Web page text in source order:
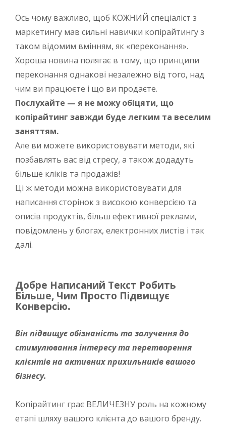
Ось чому важливо, щоб КОЖНИЙ спеціаліст з
маркетингу мав сильні навички копірайтингу з
таком відомим вмінням, як «переконання».
Хороша новина полягає в тому, що принципи
переконання однакові незалежно від того, над
чим ви працюєте і що ви продаєте.
Послухайте — я не можу обіцяти, що
копірайтинг завжди буде легким та веселим
заняттям.
Але ви можете використовувати методи, які
позбавлять вас від стресу, а також додадуть
більше кліків та продажів!
Ці ж методи можна використовувати для
написання сторінок з високою конверсією та
описів продуктів, більш ефективної реклами,
повідомлень у блогах, електронних листів і так
далі.
Добре Написаний Текст Робить
Більше, Чим Просто Підвищує
Конверсію.
Він підвищує обізнаність та залучення до
стимулювання інтересу та перетворення
клієнтів на активних прихильників вашого
бізнесу.
Копірайтинг грає ВЕЛИЧЕЗНУ роль на кожному
етапі шляху вашого клієнта до вашого бренду.